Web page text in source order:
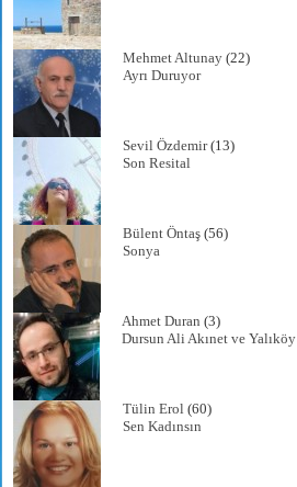
Mehmet Altunay (22)
Ayrı Duruyor
Sevil Özdemir(13)
Son Resital
Bülent Öntaş (56)
Sonya
Ahmet Duran (3)
Dursun Ali Akınet ve Yalıköy
Tülin Erol (60)
Sen Kadınsın